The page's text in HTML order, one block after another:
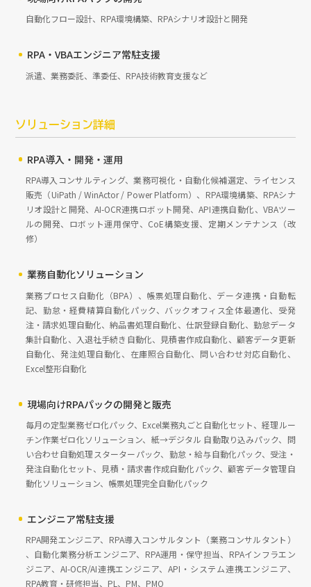
自動化フロー設計、RPA環境構築、RPAシナリオ設計と開発
RPA・VBAエンジニア常駐支援
派遣、業務委託、準委任、RPA技術教育支援など
ソリューション詳細
RPA導入・開発・運用
RPA導入コンサルティング、業務可視化・自動化候補選定、ライセンス
販売（UiPath / WinActor / Power Platform）、RPA環境構築、RPAシナ
リオ設計と開発、AI-OCR連携ロボット開発、API連携自動化、VBAツー
ルの開発、ロボット運用保守、CoE構築支援、定期メンテナンス（改
修）
業務自動化ソリューション
業務プロセス自動化（BPA）、帳票処理自動化、データ連携・自動転
記、勤怠・経費精算自動化パック、バックオフィス全体最適化、受発
注・請求処理自動化、納品書処理自動化、仕訳登録自動化、勤怠データ
集計自動化、入退社手続き自動化、見積書作成自動化、顧客データ更新
自動化、発注処理自動化、在庫照合自動化、問い合わせ対応自動化、
Excel整形自動化
現場向けRPAパックの開発と販売
毎月の定型業務ゼロ化パック、Excel業務丸ごと自動化セット、経理ルー
チン作業ゼロ化ソリューション、紙→デジタル 自動取り込みパック、問
い合わせ自動処理スターターパック、勤怠・給与自動化パック、受注・
発注自動化セット、見積・請求書作成自動化パック、顧客データ管理自
動化ソリューション、帳票処理完全自動化パック
エンジニア常駐支援
RPA開発エンジニア、RPA導入コンサルタント（業務コンサルタント）
、自動化業務分析エンジニア、RPA運用・保守担当、RPAインフラエン
ジニア、AI-OCR/AI連携エンジニア、API・システム連携エンジニア、
RPA教育・研修担当、PL、PM、PMO